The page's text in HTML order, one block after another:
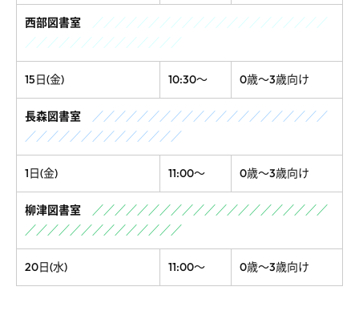
西部図書室
／／／／／／／／／／／／／／／／／／／／／
／／／／／／／／／／／／／／
15日(金) 10:30～ 0歳～3歳向け
長森図書室
／／／／／／／／／／／／／／／／／／／／／
／／／／／／／／／／／／／／
1日(金) 11:00～ 0歳～3歳向け
柳津図書室
／／／／／／／／／／／／／／／／／／／／／
／／／／／／／／／／／／／／
20日(水) 11:00～ 0歳～3歳向け